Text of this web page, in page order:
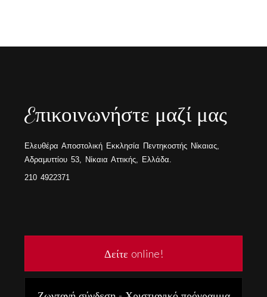
Eπικοινωνήστε μαζί μας
Ελευθέρα Αποστολική Εκκλησία Πεντηκοστής Νίκαιας,
Αδραμυττίου 53, Νίκαια Αττικής, Ελλάδα.
210 4922371
Δείτε online!